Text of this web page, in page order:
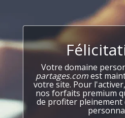
Votre domaine
partages.comest
votre site. Pour
nos forfaits premium
de profiter pleinement